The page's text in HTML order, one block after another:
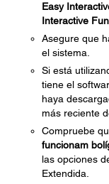
Easy
Interactive
Asegure que
el sistema.
Si está
tiene el
haya
más reciente
Compruebe
funcionam
las opciones
Extendida.